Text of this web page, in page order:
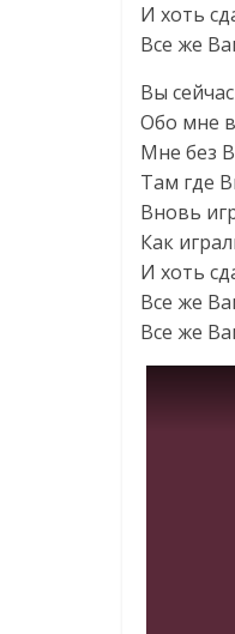
И хоть
Все же
Вы
Обо мне
Мне без
Там где
Вновь
Как
И хоть
Все же
Все же